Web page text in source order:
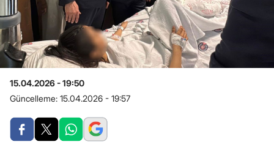
15.04.2026 - 19:50
Güncelleme: 15.04.2026 - 19:57